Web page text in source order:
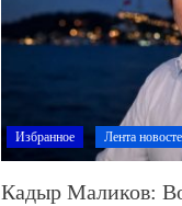
Избранное Лента
Кадыр Маликов: